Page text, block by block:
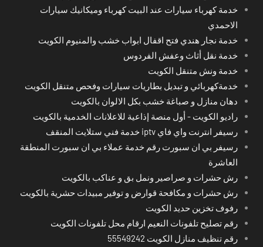
خدمة كهرباء سيارات عند البيت كهرباء وميكانيك سيارات
الاحمدي
خدمة نجار هندي فتح اقفال ابواب خشب والمنيوم الكويت
خدمة نقل أثاث وعفش الفردوس
خدمة ونش متنقل الكويت
خدمةكهربائي و تبديل بطاريات سيارات وفحص متنقل الكويت
دهان منازل و صباغة خشب بكل الالوان بالكويت
راديو الكويت - أول منصة إذاعية للاعلانات الخدمية بالكويت
رسيفر انترنت واي فاي iptv خدمة فني ستلايت المنقف
رسيفر بي ان سبورت رقم خدمة عملاء بي ان سبورت المنطقة
العاشرة
رش حشرات و صراصير ونمل بق و عناكب بالكويت
رش حشرات و مكافحة قوارض و توفير مبيدات حشرية بالكويت
رفوف تخزين حديد الكويت
رقم تصليح تلفونات النعيم ارقام محل تلفونات الكويت
رقم تنظيف منازل الكويت 55549242